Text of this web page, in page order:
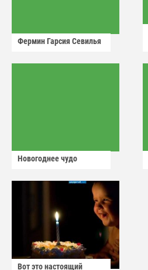
Фермин Гарсия Севилья
Новогоднее чудо
Вот это настоящий